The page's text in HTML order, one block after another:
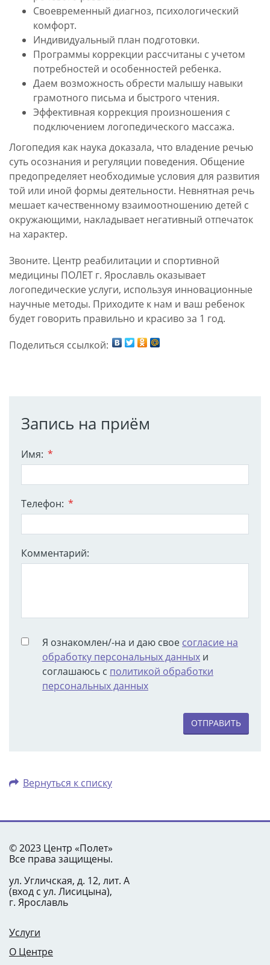
Своевременный диагноз, психологический
комфорт.
Индивидуальный план подготовки.
Программы коррекции рассчитаны с учетом
потребностей и особенностей ребенка.
Даем возможность обрести малышу навыки
грамотного письма и быстрого чтения.
Эффективная коррекция произношения с
подключением логопедического массажа.
Логопедия как наука доказала, что владение речью
суть осознания и регуляции поведения. Общение
предопределяет необходимые условия для развития
той или иной формы деятельности. Невнятная речь
мешает качественному взаимоотношению детей с
окружающими, накладывает негативный отпечаток
на характер.
Звоните. Центр реабилитации и спортивной
медицины ПОЛЕТ г. Ярославль оказывает
логопедические услуги, используя инновационные
научные методы. Приходите к нам и ваш ребенок
будет говорить правильно и красиво за 1 год.
Поделиться ссылкой:
Запись на приём
Имя: *
Телефон: *
Комментарий:
Я ознакомлен/-на и даю свое согласие на
обработку персональных данных и
соглашаюсь с политикой обработки
персональных данных
ОТПРАВИТЬ
Вернуться к списку
© 2023 Центр «Полет»
Все права защищены.
ул. Угличская, д. 12, лит. А
(вход с ул. Лисицына),
г. Ярославль
Услуги
О Центре